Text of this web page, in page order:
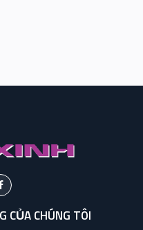
CỦA CHÚNG TÔI